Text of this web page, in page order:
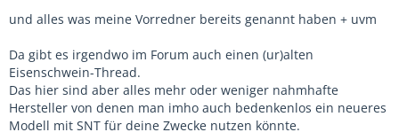
und alles was meine Vorredner bereits genannt haben + uvm
Da gibt es irgendwo im Forum auch einen (ur)alten
Eisenschwein-Thread.
Das hier sind aber alles mehr oder weniger nahmhafte
Hersteller von denen man imho auch bedenkenlos ein neueres
Modell mit SNT für deine Zwecke nutzen könnte.